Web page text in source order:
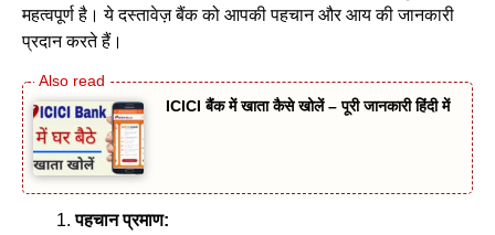
महत्वपूर्ण है। ये दस्तावेज़ बैंक को आपकी पहचान और आय की जानकारी
प्रदान करते हैं।
ICICI बैंक में खाता कैसे खोलें – पूरी जानकारी हिंदी में
पहचान प्रमाण: